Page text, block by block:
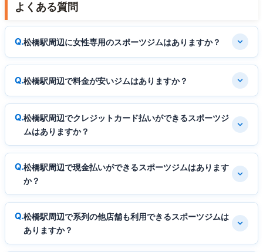
よくある質問
松橋駅周辺に女性専用のスポーツジムはありますか？
松橋駅周辺で料金が安いジムはありますか？
松橋駅周辺でクレジットカード払いができるスポーツジ
ムはありますか？
松橋駅周辺で現金払いができるスポーツジムはあります
か？
松橋駅周辺で系列の他店舗も利用できるスポーツジムは
ありますか？